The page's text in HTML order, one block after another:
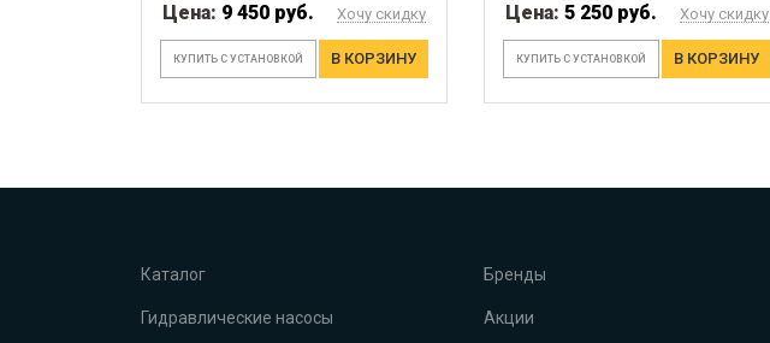
Цена: 9 450 руб. Хочу скидку
КУПИТЬ С УСТАНОВКОЙ В КОРЗИНУ
Цена: 5 250 руб. Хочу скидку
КУПИТЬ С УСТАНОВКОЙ В КОРЗИНУ
Каталог
Гидравлические насосы
Бренды
Акции